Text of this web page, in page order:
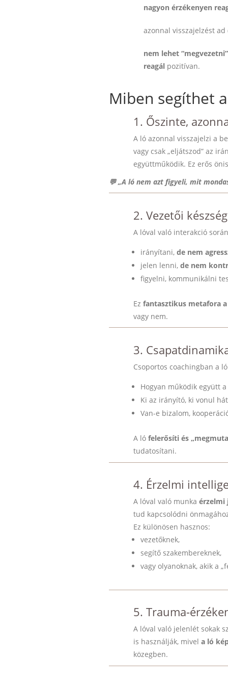
nagyon érzékenyen
azonnal visszajelzést
nem lehet
reagálpozitívan.
Miben segíthet
1. Őszinte,
A ló azonnal visszajelzi a
vagy csak „eljátszod” az
együttműködik. Ez erős
💬 „A ló nem azt figyeli, mit
2. Vezetői
A lóval való interakció
irányítani, de nem
jelen lenni, de nem
figyelni, kommunikálni
Ez fantasztikus metafora
vagy nem.
3.
Csoportos coachingban a
Hogyan működik együtt a
Ki az irányító, ki vonul
Van-e bizalom,
A ló felerősíti és
tudatosítani.
4. Érzelmi
A lóval való munka érzelmi
tud kapcsolódni
Ez különösen hasznos:
vezetőknek,
segítő szakembereknek,
vagy olyanoknak, akik a
5. Trauma-
A lóval való jelenlét sokak
is használják, mivel a ló
közegben.